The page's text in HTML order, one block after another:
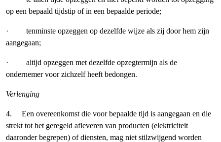
op een bepaald tijdstip of in een bepaalde periode;
· tenminste opzeggen op dezelfde wijze als zij door hem zijn
aangegaan;
· altijd opzeggen met dezelfde opzegtermijn als de
ondernemer voor zichzelf heeft bedongen.
Verlenging
4. Een overeenkomst die voor bepaalde tijd is aangegaan en die
strekt tot het geregeld afleveren van producten (elektriciteit
daaronder begrepen) of diensten, mag niet stilzwijgend worden